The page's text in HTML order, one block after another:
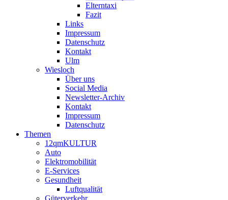
Elterntaxi
Fazit
Links
Impressum
Datenschutz
Kontakt
Ulm
Wiesloch
Über uns
Social Media
Newsletter-Archiv
Kontakt
Impressum
Datenschutz
Themen
12qmKULTUR
Auto
Elektromobilität
E-Services
Gesundheit
Luftqualität
Güterverkehr